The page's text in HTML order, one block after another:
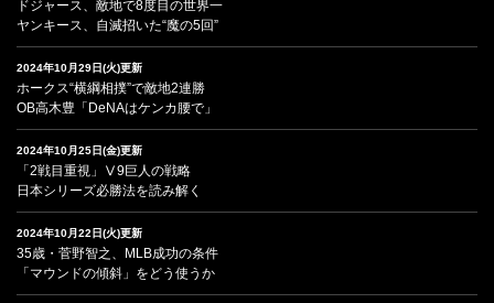
ドジャース、敵地で8度目の世界一
ヤンキース、自滅招いた“魔の5回”
2024年10月29日(火)更新
ホークス“横綱相撲”で敵地2連勝
OB高木豊「DeNAはケンカ腰で」
2024年10月25日(金)更新
「2戦目重視」Ⅴ9巨人の戦略
日本シリーズ必勝法を読み解く
2024年10月22日(火)更新
35歳・菅野智之、MLB成功の条件
「マウンドの傾斜」をどう使うか